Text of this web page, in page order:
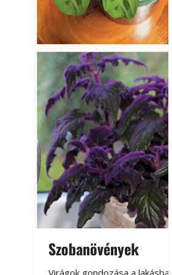
Szobanövények